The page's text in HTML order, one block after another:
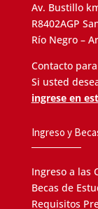
Av. Bustillo
R8402AGP
Río Negro –
Contacto
Si usted
ingrese en
Ingreso y
Ingreso a las
Becas de
Requisitos